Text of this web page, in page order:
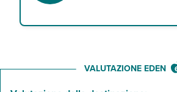
VALUTAZIONE EDEN